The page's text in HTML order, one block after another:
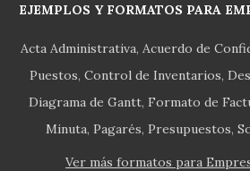
EJEMPLOS Y FORMATOS PARA
Acta Administrativa Acuerdo de
Puestos Control de Inventarios
Diagrama de Gantt Formato de
Minuta Pagarés Presupuestos
Ver más formatos para